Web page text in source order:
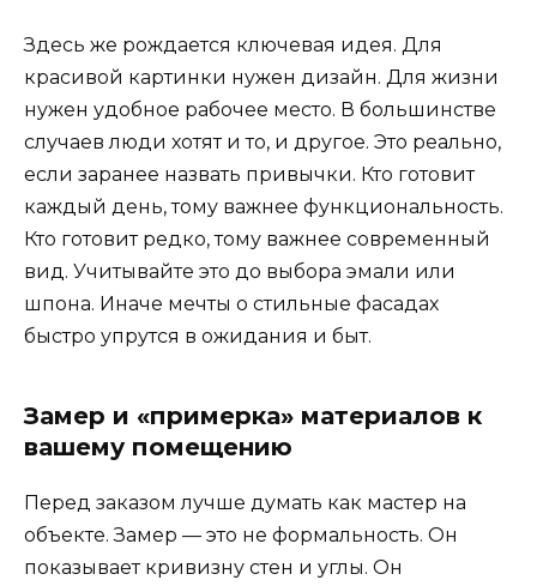
Здесь же рождается ключевая идея. Для
красивой картинки нужен дизайн. Для жизни
нужен удобное рабочее место. В большинстве
случаев люди хотят и то, и другое. Это реально,
если заранее назвать привычки. Кто готовит
каждый день, тому важнее функциональность.
Кто готовит редко, тому важнее современный
вид. Учитывайте это до выбора эмали или
шпона. Иначе мечты о стильные фасадах
быстро упрутся в ожидания и быт.
Замер и «примерка» материалов к
вашему помещению
Перед заказом лучше думать как мастер на
объекте. Замер — это не формальность. Он
показывает кривизну стен и углы. Он